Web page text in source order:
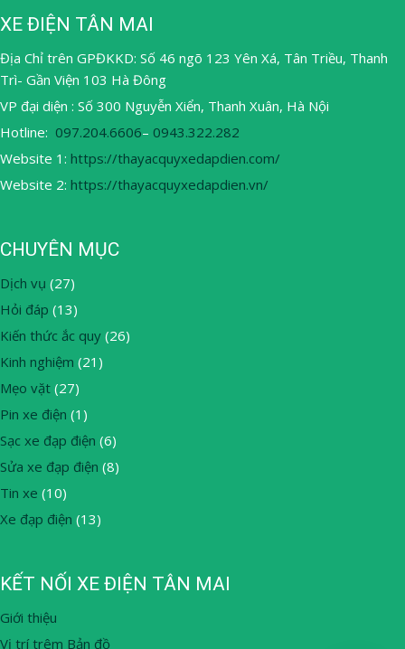
XE ĐIỆN TÂN MAI
Địa Chỉ trên GPĐKKD: Số 46 ngõ 123 Yên Xá, Tân Triều, Thanh
Trì- Gần Viện 103 Hà Đông
VP đại diện : Số 300 Nguyễn Xiển, Thanh Xuân, Hà Nội
Hotline: 097.204.6606– 0943.322.282
Website 1: https://thayacquyxedapdien.com/
Website 2: https://thayacquyxedapdien.vn/
CHUYÊN MỤC
Dịch vụ (27)
Hỏi đáp (13)
Kiến thức ắc quy (26)
Kinh nghiệm (21)
Mẹo vặt (27)
Pin xe điện (1)
Sạc xe đạp điện (6)
Sửa xe đạp điện (8)
Tin xe (10)
Xe đạp điện (13)
KẾT NỐI XE ĐIỆN TÂN MAI
Giới thiệu
Vị trí trêm Bản đồ